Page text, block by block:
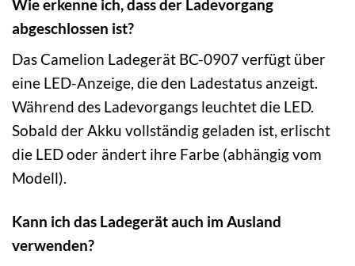
Wie erkenne ich, dass der Ladevorgang
abgeschlossen ist?
Das Camelion Ladegerät BC-0907 verfügt über
eine LED-Anzeige, die den Ladestatus anzeigt.
Während des Ladevorgangs leuchtet die LED.
Sobald der Akku vollständig geladen ist, erlischt
die LED oder ändert ihre Farbe (abhängig vom
Modell).
Kann ich das Ladegerät auch im Ausland
verwenden?